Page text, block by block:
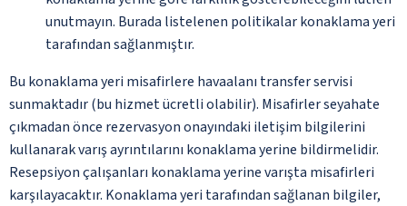
unutmayın. Burada listelenen politikalar konaklama yeri
tarafından sağlanmıştır.
Bu konaklama yeri misafirlere havaalanı transfer servisi
sunmaktadır (bu hizmet ücretli olabilir). Misafirler seyahate
çıkmadan önce rezervasyon onayındaki iletişim bilgilerini
kullanarak varış ayrıntılarını konaklama yerine bildirmelidir.
Resepsiyon çalışanları konaklama yerine varışta misafirleri
karşılayacaktır. Konaklama yeri tarafından sağlanan bilgiler,